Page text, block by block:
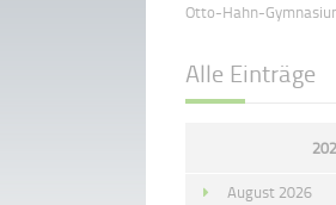
Otto-Hahn-
Alle Einträge
August 2026